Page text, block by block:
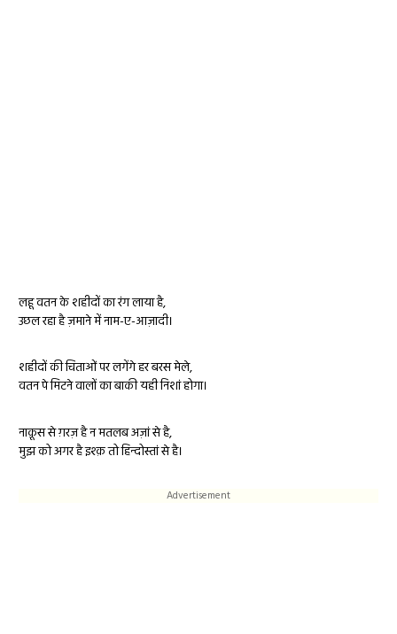
लहू वतन के शहीदों का रंग लाया है,
उछल रहा है ज़माने में नाम-ए-आज़ादी।
शहीदों की चिताओं पर लगेंगे हर बरस मेले,
वतन पे मिटने वालों का बाकी यही निशां होगा।
नाक़ूस से ग़रज़ है न मतलब अज़ां से है,
मुझ को अगर है इश्क़ तो हिन्दोस्तां से है।
Advertisement